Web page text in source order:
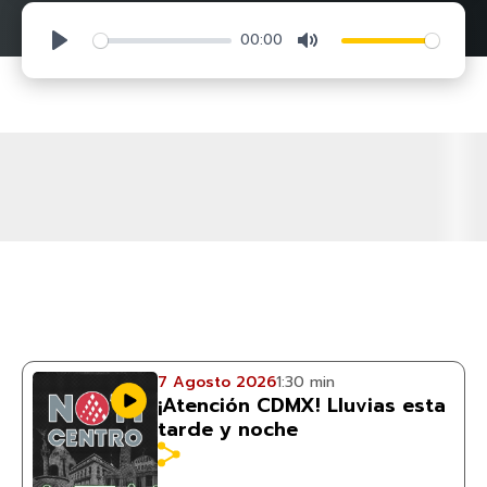
Play 00:00 Mute
7 Agosto 20261:30 min
¡Atención CDMX! Lluvias esta
tarde y noche